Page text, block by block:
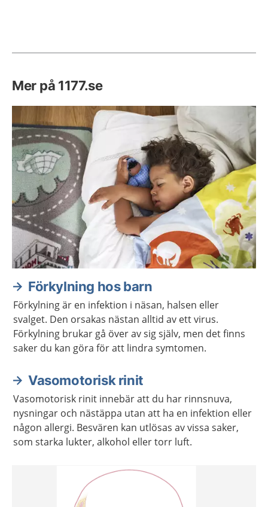
Mer på 1177.se
Förkylning hos barn
Förkylning är en infektion i näsan, halsen eller
svalget. Den orsakas nästan alltid av ett virus.
Förkylning brukar gå över av sig själv, men det finns
saker du kan göra för att lindra symtomen.
Vasomotorisk rinit
Vasomotorisk rinit innebär att du har rinnsnuva,
nysningar och nästäppa utan att ha en infektion eller
någon allergi. Besvären kan utlösas av vissa saker,
som starka lukter, alkohol eller torr luft.